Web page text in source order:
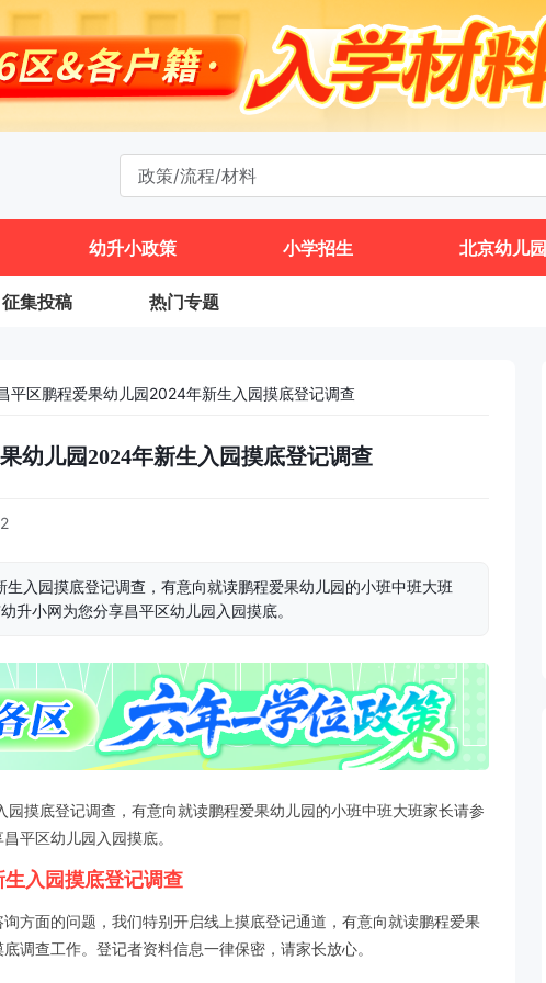
幼升小政策 小学招生 北京幼儿园
征集投稿 热门专题
平区鹏程爱果幼儿园​2024年新生入园摸底登记调查
幼儿园​2024年新生入园摸底登记调查
入园摸底登记调查，有意向就读鹏程爱果幼儿园的小班中班大班
升小网为您分享昌平区幼儿园入园摸底。
摸底登记调查，有意向就读鹏程爱果幼儿园的小班中班大班家长请参
平区幼儿园入园摸底。
入园摸底登记调查
方面的问题，我们特别开启线上摸底登记通道，有意向就读鹏程爱果
调查工作。登记者资料信息一律保密，请家长放心。